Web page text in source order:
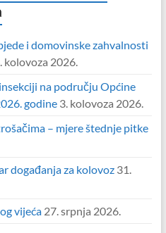
i domovinske zahvalnosti
kolovoza 2026.
na području Općine
godine 3. kolovoza 2026.
– mjere štednje pitke
događanja za kolovoz 31.
vijeća 27. srpnja 2026.